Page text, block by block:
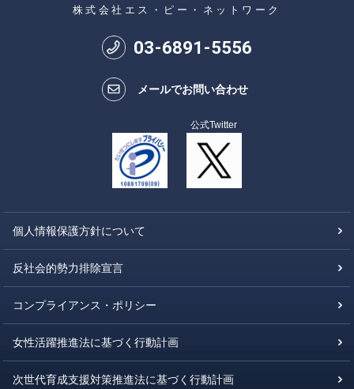
株式会社エス・ピー・ネットワーク
03-6891-5556
メールでお問い合わせ
公式Twitter
個人情報保護方針について
反社会的勢力排除宣言
コンプライアンス・ポリシー
女性活躍推進法に基づく行動計画
次世代育成支援対策推進法に基づく行動計画